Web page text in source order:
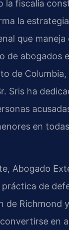
la fiscalía
la
que maneja
de abogados
de
Sris ha
en
Abogado
de
de Richmond
en